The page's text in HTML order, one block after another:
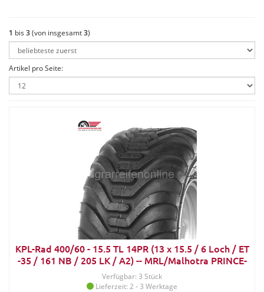
1 bis 3(von insgesamt3)
Artikel pro Seite:
KPL-Rad 400/60 - 15.5 TL 14PR (13 x 15.5 / 6 Loch / ET
-35 / 161 NB / 205 LK / A2) -- MRL/Malhotra PRINCE-
335/336
Verfügbar: 3 Stück
Lieferzeit: 2 - 3 Werktage